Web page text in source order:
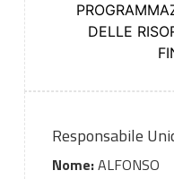
DELLE
Responsabile
Nome:ALFONSO